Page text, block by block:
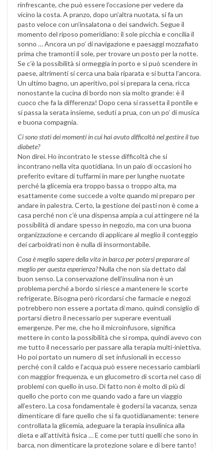
rinfrescante, che può essere l’occasione per vedere da
vicino la costa. A pranzo, dopo un’altra nuotata, si fa un
pasto veloce con un’insalatona o dei sandwich. Segue il
momento del riposo pomeridiano: il sole picchia e concilia il
sonno … Ancora un po’ di navigazione e paesaggi mozzafiato
prima che tramonti il sole, per trovare un posto per la notte.
Se c’è la possibilità si ormeggia in porto e si può scendere in
paese, altrimenti si cerca una baia riparata e si butta l’ancora.
Un ultimo bagno, un aperitivo, poi si prepara la cena, ricca
nonostante la cucina di bordo non sia molto grande: è il
cuoco che fa la differenza! Dopo cena si rassetta il pontile e
si passa la serata insieme, seduti a prua, con un po’ di musica
e buona compagnia.
Ci sono stati dei momenti in cui hai avuto difficoltà nel gestire il tuo
diabete?
Non direi. Ho incontrato le stesse difficoltà che si
incontrano nella vita quotidiana. In un paio di occasioni ho
preferito evitare di tuffarmi in mare per lunghe nuotate
perché la glicemia era troppo bassa o troppo alta, ma
esattamente come succede a volte quando mi preparo per
andare in palestra. Certo, la gestione dei pasti non è come a
casa perché non c’è una dispensa ampia a cui attingere né la
possibilità di andare spesso in negozio, ma con una buona
organizzazione e cercando di applicare al meglio il conteggio
dei carboidrati non è nulla di insormontabile.
Cosa è meglio sapere della vita in barca per potersi preparare al
meglio per questa esperienza?Nulla che non sia dettato dal
buon senso. La conservazione dell’insulina non è un
problema perché a bordo si riesce a mantenere le scorte
refrigerate. Bisogna però ricordarsi che farmacie e negozi
potrebbero non essere a portata di mano, quindi consiglio di
portarsi dietro il necessario per superare eventuali
emergenze. Per me, che ho il microinfusore, significa
mettere in conto la possibilità che si rompa, quindi avevo con
me tutto il necessario per passare alla terapia multi-iniettiva.
Ho poi portato un numero di set infusionali in eccesso
perché con il caldo e l’acqua può essere necessario cambiarli
con maggior frequenza, e un glucometro di scorta nel caso di
problemi con quello in uso. Di fatto non è molto di più di
quello che porto con me quando vado a fare un viaggio
all’estero. La cosa fondamentale è godersi la vacanza, senza
dimenticare di fare quello che si fa quotidianamente: tenere
controllata la glicemia, adeguare la terapia insulinica alla
dieta e all’attività fisica … E come per tutti quelli che sono in
barca, non dimenticare la protezione solare e di bere tanto!